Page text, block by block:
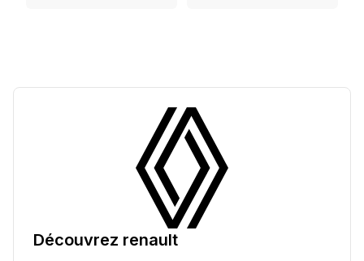
Découvrez renault